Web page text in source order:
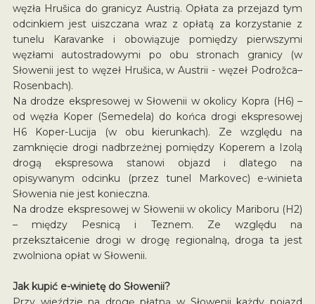
węzła Hrušica do granicyz Austrią. Opłata za przejazd tym
odcinkiem jest uiszczana wraz z opłatą za korzystanie z
tunelu Karavanke i obowiązuje pomiędzy pierwszymi
węzłami autostradowymi po obu stronach granicy (w
Słowenii jest to węzeł Hrušica, w Austrii - węzeł Podrožca–
Rosenbach).
Na drodze ekspresowej w Słowenii w okolicy Kopra (H6) –
od węzła Koper (Semedela) do końca drogi ekspresowej
H6 Koper-Lucija (w obu kierunkach). Ze względu na
zamknięcie drogi nadbrzeżnej pomiędzy Koperem a Izolą
drogą ekspresowa stanowi objazd i dlatego na
opisywanym odcinku (przez tunel Markovec) e-winieta
Słowenia nie jest konieczna.
Na drodze ekspresowej w Słowenii w okolicy Mariboru (H2)
– między Pesnicą i Teznem. Ze względu na
przekształcenie drogi w drogę regionalną, droga ta jest
zwolniona opłat w Słowenii.
Jak kupić e-winietę do Słowenii?